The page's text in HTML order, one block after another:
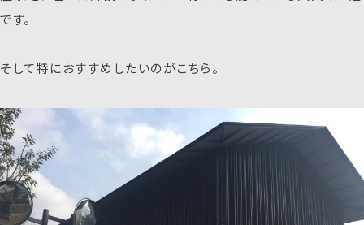
です。
そして特におすすめしたいのがこちら。